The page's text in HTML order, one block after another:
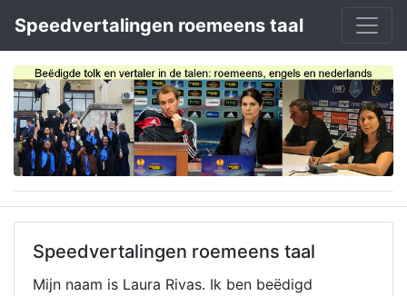
Speedvertalingen roemeens taal
Speedvertalingen roemeens taal
Mijn naam is Laura Rivas. Ik ben beëdigd